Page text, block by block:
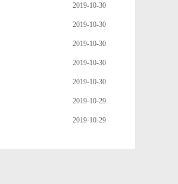
2019-10-30
2019-10-30
2019-10-30
2019-10-30
2019-10-30
2019-10-29
2019-10-29